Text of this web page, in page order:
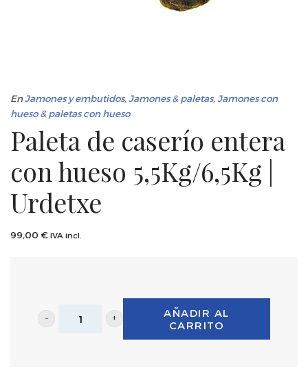
EnJamones y embutidos,Jamones & paletas,Jamones con
hueso & paletas con hueso
Paleta de caserío entera
con hueso 5,5Kg/6,5Kg |
Urdetxe
99,00 € IVA incl.
Paleta
AÑADIR AL
CARRITO